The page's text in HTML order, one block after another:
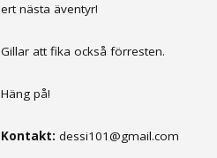
ert nästa äventyr!
Gillar att fika också förresten.
Häng på!
Kontakt: dessi101@gmail.com